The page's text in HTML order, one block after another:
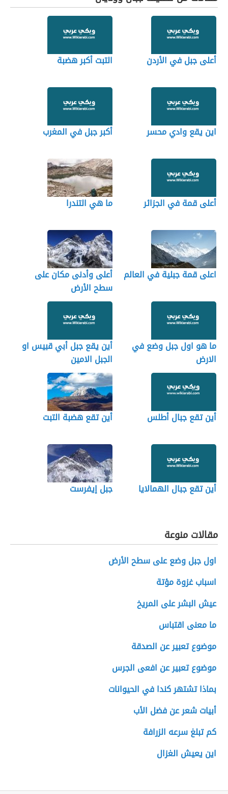
أعلى جبل في الأردن التبت أكبر هضبة
اين يقع وادي محسر أكبر جبل في المغرب
أعلى قمة في الجزائر ما هي التندرا
اعلى قمة جبلية في العالم
أعلى وأدنى مكان على
سطح الأرض
ما هو اول جبل وضع في
الارض
أين يقع جبل أبي قبيس او
الجبل الامين
أين تقع جبال أطلس أين تقع هضبة التبت
أين تقع جبال الهمالايا جبل إيفرست
مقالات منوعة
اول جبل وضع على سطح الأرض
اسباب غزوة مؤتة
عيش البشر على المريخ
ما معنى اقتباس
موضوع تعبير عن الصدقة
موضوع تعبير عن افعى الجرس
بماذا تشتهر كندا في الحيوانات
أبيات شعر عن فضل الأب
كم تبلغ سرعه الزرافة
اين يعيش الغزال